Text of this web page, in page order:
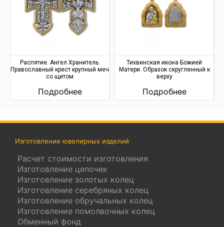
Распятие. Ангел Хранитель.
Православный крест крупный меч
со щитом
Подробнее
Тихвинская икона Божией
Матери. Образок скругленный к
верху
Подробнее
Изготовление ювелирных изделий
Расчет стоимости изготовления
Изготовление цепочек
Изготовление золотых колец
Изготовление серебряных колец
Изготовление обручальных колец
Изготовление помолвочных колец
Обменный фонд